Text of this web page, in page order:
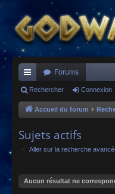
ac
co
Forums
Rechercher Connexion
Accueil du forum
Sujets actifs
Aller sur la recherche
Aucun résultat ne